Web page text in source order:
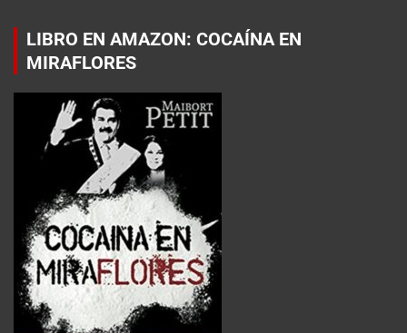
LIBRO EN AMAZON: COCAÍNA EN
MIRAFLORES